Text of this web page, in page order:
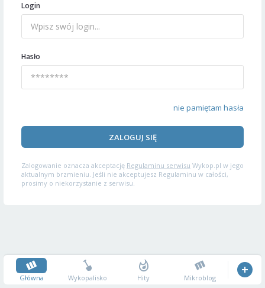
Login
Hasło
nie pamiętam hasła
ZALOGUJ SIĘ
Zalogowanie oznacza akceptację Regulaminu serwisu Wykop.pl w jego
aktualnym brzmieniu. Jeśli nie akceptujesz Regulaminu w całości,
prosimy o niekorzystanie z serwisu.
Główna Wykopalisko Hity Mikroblog